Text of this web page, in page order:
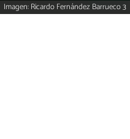
Imagen: Ricardo Fernández Barrueco 3